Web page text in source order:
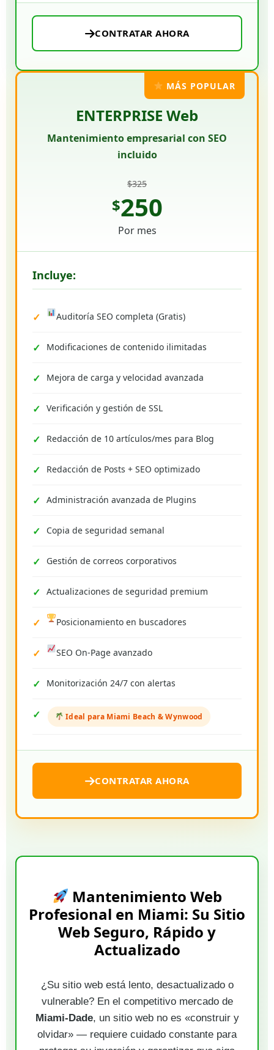
CONTRATAR AHORA
MÁS POPULAR
ENTERPRISE Web
Mantenimiento empresarial con SEO
incluido
$325
$250
Por mes
Incluye:
Auditoría SEO completa (Gratis)
Modificaciones de contenido ilimitadas
Mejora de carga y velocidad avanzada
Verificación y gestión de SSL
Redacción de 10 artículos/mes para Blog
Redacción de Posts + SEO optimizado
Administración avanzada de Plugins
Copia de seguridad semanal
Gestión de correos corporativos
Actualizaciones de seguridad premium
Posicionamiento en buscadores
SEO On-Page avanzado
Monitorización 24/7 con alertas
Ideal para Miami Beach & Wynwood
CONTRATAR AHORA
Mantenimiento Web
Profesional en Miami: Su Sitio
Web Seguro, Rápido y
Actualizado
¿Su sitio web está lento, desactualizado o
vulnerable? En el competitivo mercado de
Miami-Dade, un sitio web no es «construir y
olvidar» — requiere cuidado constante para